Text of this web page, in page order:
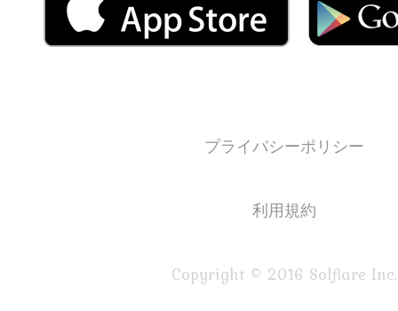
プライバシーポリシー
利用規約
Copyright © 2016 Solflare Inc.